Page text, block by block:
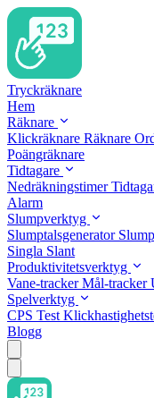
Tryckräknare
Hem
Räknare
Klickräknare Räknare
Poängräknare
Tidtagare
Nedräkningstimer
Alarm
Slumpverktyg
Slumptalsgenerator
Singla Slant
Produktivitetsverktyg
Vane-trackerMål-tracker
Spelverktyg
CPS Test
Blogg